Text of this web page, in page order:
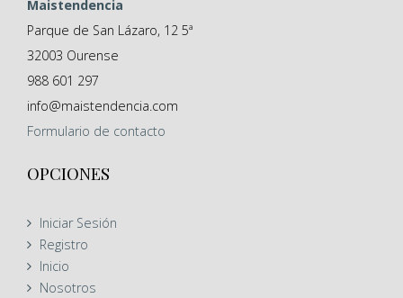
Maistendencia
Parque de San Lázaro, 12 5ª
32003 Ourense
988 601 297
info@maistendencia.com
Formulario de contacto
OPCIONES
Iniciar Sesión
Registro
Inicio
Nosotros